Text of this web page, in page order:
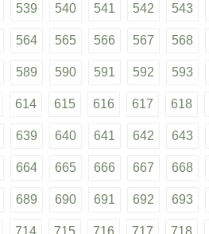
539 540 541 542 543
564 565 566 567 568
589 590 591 592 593
614 615 616 617 618
639 640 641 642 643
664 665 666 667 668
689 690 691 692 693
714 715 716 717 718